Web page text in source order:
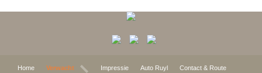
Home Verwacht Impressie Auto Ruyl Contact & Route